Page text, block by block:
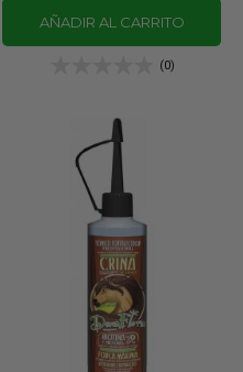
AÑADIR AL CARRITO
(0)